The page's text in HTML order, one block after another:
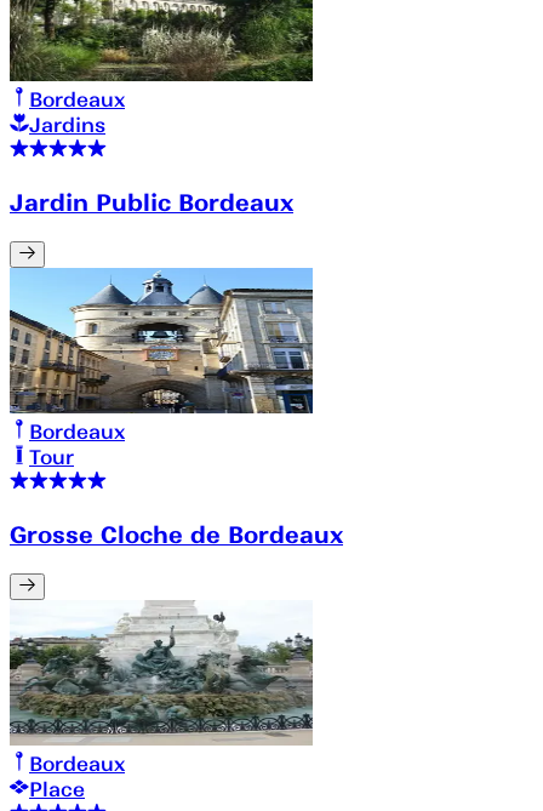
Bordeaux
Jardins
Jardin Public Bordeaux
Bordeaux
Tour
Grosse Cloche de Bordeaux
Bordeaux
Place